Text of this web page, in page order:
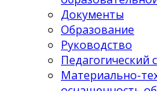
Документы
Образование
Руководство
Педагогический
Материально-